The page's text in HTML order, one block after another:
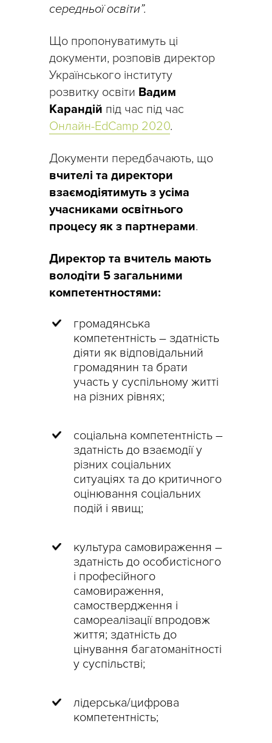
середньої освіти”.
Що пропонуватимуть ці
документи, розповів директор
Українського інституту
розвитку освіти Вадим
Карандій під час під час
Онлайн-EdCamp 2020.
Документи передбачають, що
вчителі та директори
взаємодіятимуть з усіма
учасниками освітнього
процесу як з партнерами.
Директор та вчитель мають
володіти 5 загальними
компетентностями:
громадянська
компетентність – здатність
діяти як відповідальний
громадянин та брати
участь у суспільному житті
на різних рівнях;
соціальна компетентність –
здатність до взаємодії у
різних соціальних
ситуаціях та до критичного
оцінювання соціальних
подій і явищ;
культура самовираження –
здатність до особистісного
і професійного
самовираження,
самоствердження і
самореалізації впродовж
життя; здатність до
цінування багатоманітності
у суспільстві;
лідерська/цифрова
компетентність;